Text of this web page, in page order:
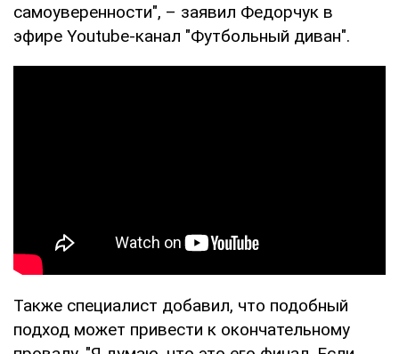
самоуверенности", – заявил Федорчук в
эфире Youtube-канал "Футбольный диван".
Также специалист добавил, что подобный
подход может привести к окончательному